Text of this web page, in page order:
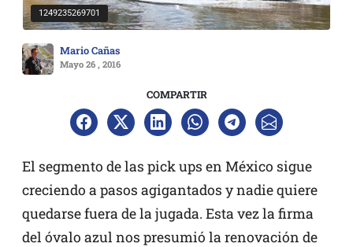
1249235269701
Mario Cañas
Mayo 26 , 2016
COMPARTIR
El segmento de las pick ups en México sigue
creciendo a pasos agigantados y nadie quiere
quedarse fuera de la jugada. Esta vez la firma
del óvalo azul nos presumió la renovación de